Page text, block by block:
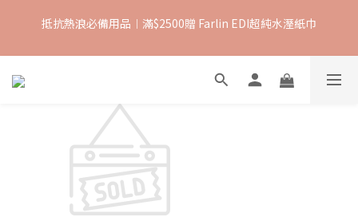
抵抗熱浪必備用品︱滿$2500贈 Farlin EDI超純水溼紙巾
抵抗熱浪必備用品︱滿$2500贈 Farlin EDI超純水溼紙巾
【8月滿額禮】滿$1500 送 $100購物金 ; 滿$ 8000 送 $600購物金
【爸氣一夏 】推車汽座 滿 $5000 送$ 388  滿 $10,000 送 $888 購
抵抗熱浪必備用品︱滿$2500贈 Farlin EDI超純水溼紙巾